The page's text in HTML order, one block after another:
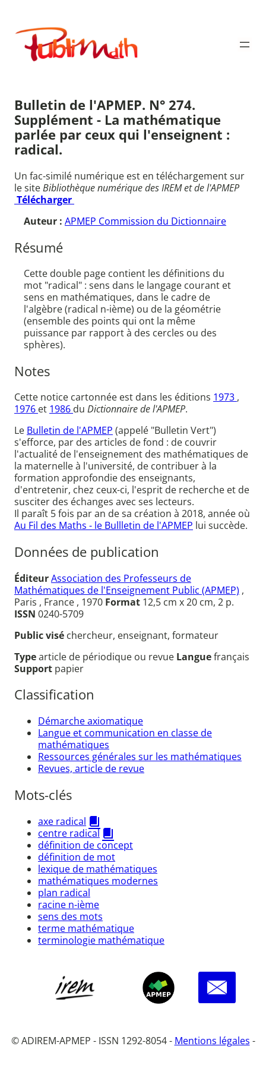
contenu
Publimath
Bulletin de l'APMEP. N° 274.
Supplément - La mathématique
parlée par ceux qui l'enseignent :
radical.
Un fac-similé numérique est en téléchargement sur
le siteBibliothèque numérique des IREM et de l'APMEP
Télécharger
Auteur : APMEP Commission du Dictionnaire
Résumé
Cette double page contient les définitions du
mot "radical" : sens dans le langage courant et
sens en mathématiques, dans le cadre de
l'algèbre (radical n-ième) ou de la géométrie
(ensemble des points qui ont la même
puissance par rapport à des cercles ou des
sphères).
Notes
Cette notice cartonnée est dans les éditions 1973 ,
1976 et 1986 du Dictionnaire de l'APMEP.
Le Bulletin de l'APMEP (appelé "Bulletin Vert")
s'efforce, par des articles de fond : de couvrir
l'actualité de l'enseignement des mathématiques de
la maternelle à l'université, de contribuer à la
formation approfondie des enseignants,
d'entretenir, chez ceux-ci, l'esprit de recherche et de
susciter des échanges avec ses lecteurs.
Il paraît 5 fois par an de sa création à 2018, année où
Au Fil des Maths - le Bullletin de l'APMEP lui succède.
Données de publication
ÉditeurAssociation des Professeurs de
Mathématiques de l'Enseignement Public (APMEP) ,
Paris , France , 1970 Format 12,5 cm x 20 cm, 2 p.
ISSN 0240-5709
Public visé chercheur, enseignant, formateur
Typearticle de périodique ou revue Languefrançais
Support papier
Classification
Démarche axiomatique
Langue et communication en classe de
mathématiques
Ressources générales sur les mathématiques
Revues, article de revue
Mots-clés
axe radical
centre radical
définition de concept
définition de mot
lexique de mathématiques
mathématiques modernes
plan radical
racine n-ième
sens des mots
terme mathématique
terminologie mathématique
© ADIREM-APMEP - ISSN 1292-8054 - Mentions légales -